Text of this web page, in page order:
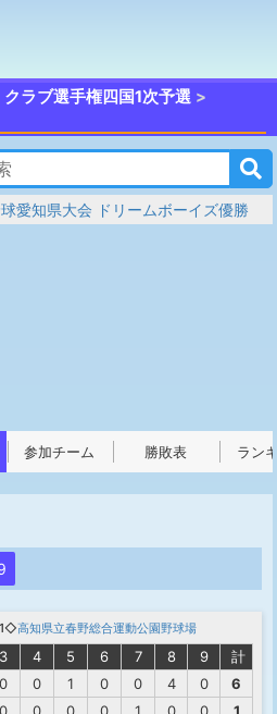
ラブ選手権四国1次予選
愛知県大会 ドリームボーイズ優勝
参加チーム 勝敗表 ラン
高知県立春野総合運動公園野球場
3 4 5 6 7 8 9
計
0 0 1 0 0 4 0
6